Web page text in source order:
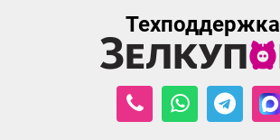
Техподдержка